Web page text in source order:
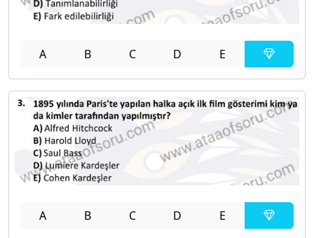
A B C D E
A B C D E